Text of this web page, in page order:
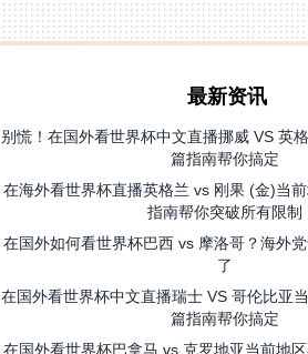
最新资讯
别慌！在国外看世界杯中文直播挪威 VS 英
篇指南帮你搞定
在海外看世界杯直播英格兰 vs 刚果 (金)当
指南帮你突破所有限制
在国外如何看世界杯巴西 vs 摩洛哥？海外
了
在国外看世界杯中文直播瑞士 VS 哥伦比亚
篇指南帮你搞定
在国外看世界杯巴拿马 vs 克罗地亚当前地